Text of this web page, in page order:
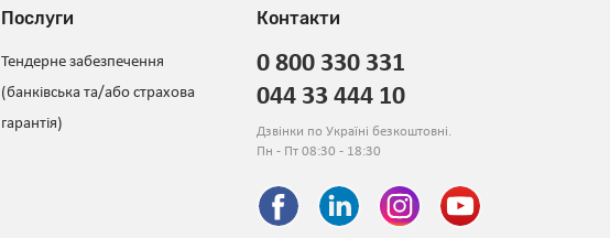
Послуги
Тендерне забезпечення
(банківська та/або страхова
гарантія)
Контакти
0 800 330 331
044 33 444 10
Дзвінки по Україні безкоштовні.
Пн - Пт 08:30 - 18:30